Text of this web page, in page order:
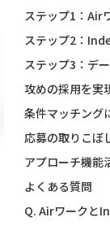
ステップ1：Air
ステップ2：
ステップ3：デ
攻めの採用を実
条件マッチング
応募の取りこぼ
アプローチ機能
よくある質問
Q. Airワークと